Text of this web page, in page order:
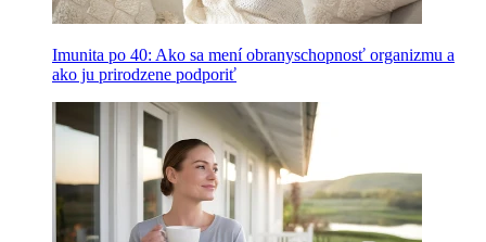
Imunita po 40: Ako sa mení obranyschopnosť organizmu a
ako ju prirodzene podporiť